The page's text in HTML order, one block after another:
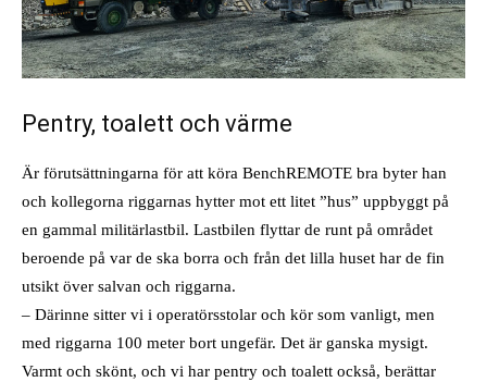
Pentry, toalett och värme
Är förutsättningarna för att köra BenchREMOTE bra byter han
och kollegorna riggarnas hytter mot ett litet ”hus” uppbyggt på
en gammal militärlastbil. Lastbilen flyttar de runt på området
beroende på var de ska borra och från det lilla huset har de fin
utsikt över salvan och riggarna.
– Därinne sitter vi i operatörsstolar och kör som vanligt, men
med riggarna 100 meter bort ungefär. Det är ganska mysigt.
Varmt och skönt, och vi har pentry och toalett också, berättar